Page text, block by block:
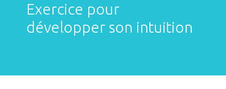
Exercice pour
développer son intuition